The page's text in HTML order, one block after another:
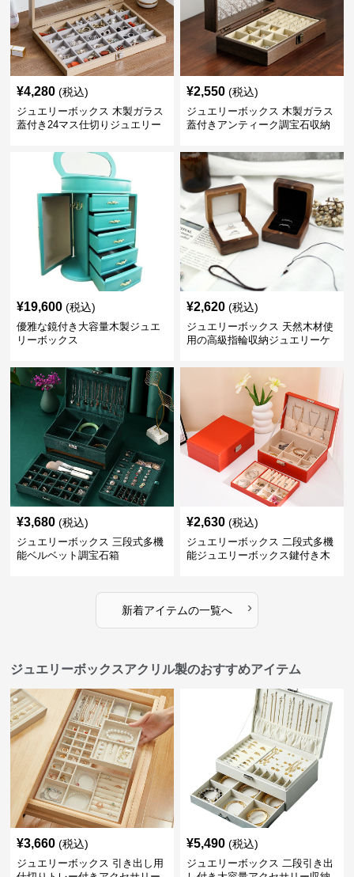
¥4,280 (税込)
ジュエリーボックス 木製ガラス
蓋付き24マス仕切りジュエリー
¥2,550 (税込)
ジュエリーボックス 木製ガラス
蓋付きアンティーク調宝石収納
¥19,600 (税込)
優雅な鏡付き大容量木製ジュエ
リーボックス
¥2,620 (税込)
ジュエリーボックス 天然木材使
用の高級指輪収納ジュエリーケ
¥3,680 (税込)
ジュエリーボックス 三段式多機
能ベルベット調宝石箱
¥2,630 (税込)
ジュエリーボックス 二段式多機
能ジュエリーボックス鍵付き木
新着アイテムの一覧へ ›
ジュエリーボックスアクリル製のおすすめアイテム
¥3,660 (税込)
ジュエリーボックス 引き出し用
¥5,490 (税込)
ジュエリーボックス 二段引き出